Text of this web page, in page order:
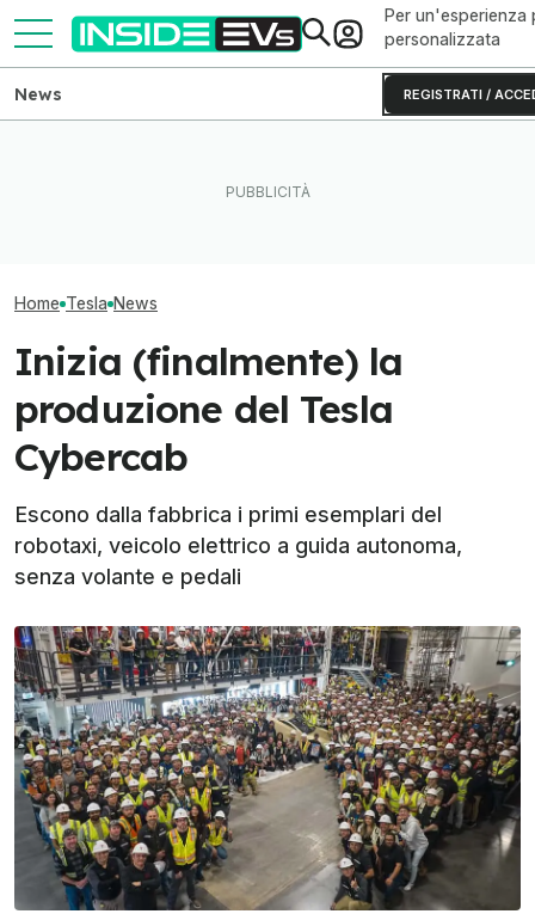
Per un'esperienza
personalizzata
REGISTRATI /
News
Home Tesla News
Inizia (finalmente) la
produzione del Tesla
Cybercab
Escono dalla fabbrica i primi esemplari del
robotaxi, veicolo elettrico a guida autonoma,
senza volante e pedali